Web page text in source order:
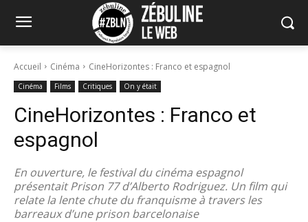
Accueil Cinéma CineHorizontes : Franco et espagnol
Cinéma Films Critiques On y était
CineHorizontes : Franco et
espagnol
En ouverture, le festival du cinéma espagnol
présentait Prison 77 d’Alberto Rodriguez. Un film qui
relate la lente chute du franquisme à travers les
barreaux d’une prison barcelonaise